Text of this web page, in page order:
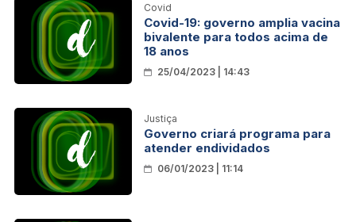
Covid
Covid-19: governo amplia vacina
bivalente para todos acima de
18 anos
25/04/2023 | 14:43
Justiça
Governo criará programa para
atender endividados
06/01/2023 | 11:14